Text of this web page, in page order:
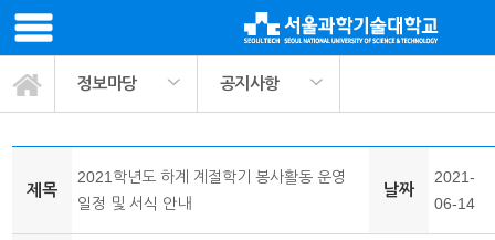
정보마당 공지사항
ST나눔공헌단 소개
봉사활동 교과목소개
사회봉사 프로그램
정보마당
마이페이지
공지사항
활동정보나눔
서식자료실
활동사진
팀매칭 커뮤니티
관련기관링크
제목
2021학년도 하계 계절학기 봉사활동 운영
일정 및 서식 안내
날짜
2021-
06-14